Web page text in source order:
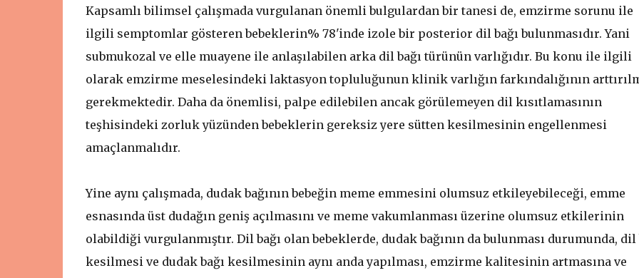
Kapsamlı bilimsel çalışmada vurgulanan önemli bulgulardan bir tanesi de, emzirme sorunu ile
ilgili semptomlar gösteren bebeklerin% 78'inde izole bir posterior dil bağı bulunmasıdır. Yani
submukozal ve elle muayene ile anlaşılabilen arka dil bağı türünün varlığıdır. Bu konu ile ilgili
olarak emzirme meselesindeki laktasyon topluluğunun klinik varlığın farkındalığının
gerekmektedir. Daha da önemlisi, palpe edilebilen ancak görülemeyen dil kısıtlamasının
teşhisindeki zorluk yüzünden bebeklerin gereksiz yere sütten kesilmesinin engellenmesi
amaçlanmalıdır.
Yine aynı çalışmada, dudak bağının bebeğin meme emmesini olumsuz etkileyebileceği, emme
esnasında üst dudağın geniş açılmasını ve meme vakumlanması üzerine olumsuz etkilerinin
olabildiği vurgulanmıştır. Dil bağı olan bebeklerde, dudak bağının da bulunması durumunda, dil
kesilmesi ve dudak bağı kesilmesinin aynı anda yapılması, emzirme kalitesinin artmasına ve